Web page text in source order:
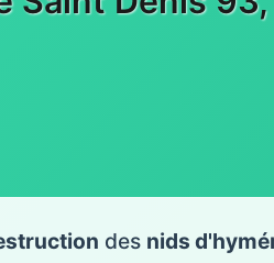
des nids